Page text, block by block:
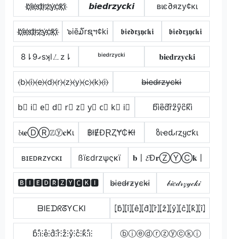
b҉i҉e҉d҉r҉z҉y҉c҉k҉i҉ 𝙗𝙞𝙚𝙙𝙧𝙯𝙮𝙘𝙠𝙞 вιє∂яzу¢кι
b҉i҉e҉d҉r҉z҉y҉c҉k҉i҉ ๖iē໓rຊฯ¢ki 𝖇𝖎𝖊𝖉𝖗𝖟𝖞𝖈𝖐𝖎 𝖇𝖎𝖊𝖉𝖗𝖟𝖞𝖈𝖐𝖎
8⇂ގ9sʞlㄥz⇂ ᵇⁱᵉᵈʳᶻʸᶜᵏⁱ 𝐛𝐢𝐞𝐝𝐫𝐳𝐲𝐜𝐤𝐢
⦑b⦒⦑i⦒⦑e⦒⦑d⦒⦑r⦒⦑z⦒⦑y⦒⦑c⦒⦑k⦒⦑i⦒ b̶i̶e̶d̶r̶z̶y̶c̶k̶i̶
b⃣ i⃣ e⃣ d⃣ r⃣ z⃣ y⃣ c⃣ k⃣ i⃣ b͆i͆e͆d͆r͆z͆y͆c͆k͆i͆
𝓫ι𝐞ⒹⓇℤⓨ𝐜Ҝι ฿łɆĐⱤⱫɎ₵₭ł ზιҽԃɾȥყƈƙι
ʙɪᴇᴅʀᴢʏᴄᴋɪ ßïεdrzψςκï 𝐛丨𝓔Đ𝐫ⓏⓎⒸ𝐤丨
🅱🅸🅴🅳🆁🆉🆈🅲🅺🅸 b̴i̴e̴d̴r̴z̴y̴c̴k̴i̴ 𝒷𝒾𝑒𝒹𝓇𝓏𝓎𝒸𝓀𝒾
ᗷIEᗪᖇᘔYᑕKI ⦏b̂⦎⦏î⦎⦏ê⦎⦏d̂⦎⦏r̂⦎⦏ẑ⦎⦏ŷ⦎⦏ĉ⦎⦏k̂⦎⦏î⦎
b̊⫶i̊⫶e̊⫶d̊⫶r̊⫶z̊⫶ẙ⫶c̊⫶k̊⫶i̊⫶ ⓑⓘⓔⓓⓡⓩⓨⓒⓚⓘ